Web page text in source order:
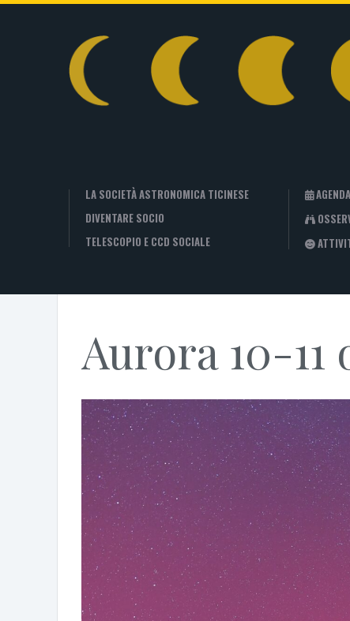
LA SOCIETÀ ASTRONOMICA TICINESE
DIVENTARE SOCIO
TELESCOPIO E CCD SOCIALE
AGENDA
Aurora 10-11